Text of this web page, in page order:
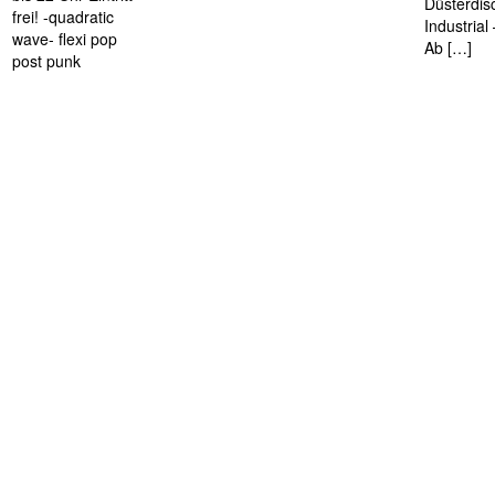
frei! -quadratic
wave- flexi pop
post punk
Industrial
Ab […]